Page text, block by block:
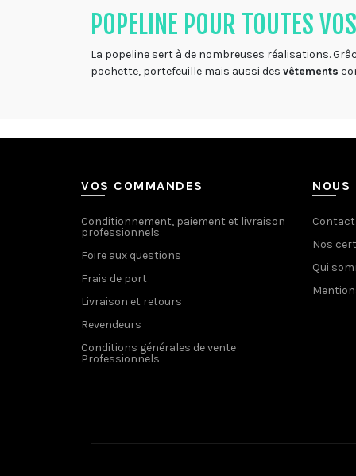
POPELINE POUR TOUTES
La popeline sert à de nombreuses réalisations.
pochette, portefeuille mais aussi des vêtements
VOS COMMANDES
Conditionnement, paiement et livraison
professionnels
Foire aux questions
Frais de port
Livraison et retours
Revendeurs
Conditions générales de vente
Professionnels
NOUS
Contact
Nos
Qui